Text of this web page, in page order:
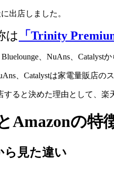
出店しました。
は 「Trinity
、NuAns、Catalystか
、Catalystは家電量販店
すると決めた理由として、楽
Amazonの特
見た違い